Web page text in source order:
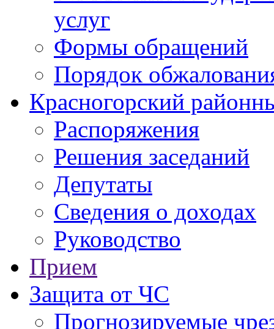
услуг
Формы обращений
Порядок
Красногорский
Распоряжения
Решения заседаний
Депутаты
Сведения о доходах
Руководство
Прием
Защита от ЧС
Прогнозируемые